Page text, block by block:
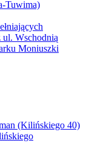
Tuwima)
ul. Wschodnią
Moniuszki
(Kilińskiego 40)